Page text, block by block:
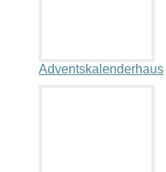
Adventskalenderhaus